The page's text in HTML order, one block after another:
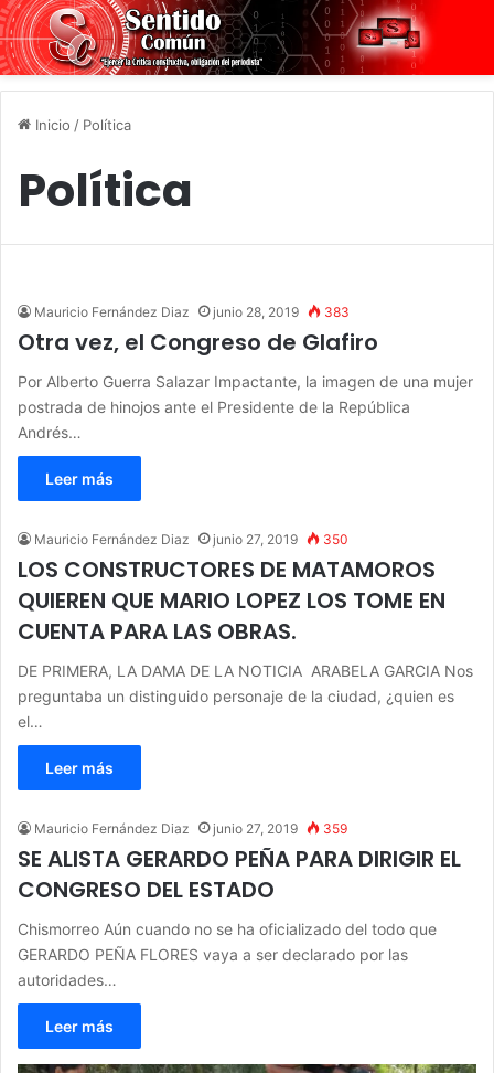
Inicio / Política
Política
Mauricio Fernández Diaz junio 28, 2019 383
Otra vez, el Congreso de Glafiro
Por Alberto Guerra Salazar Impactante, la imagen de una mujer
postrada de hinojos ante el Presidente de la República
Andrés…
Leer más
Mauricio Fernández Diaz junio 27, 2019 350
LOS CONSTRUCTORES DE MATAMOROS
QUIEREN QUE MARIO LOPEZ LOS TOME EN
CUENTA PARA LAS OBRAS.
DE PRIMERA, LA DAMA DE LA NOTICIA ARABELA GARCIA Nos
preguntaba un distinguido personaje de la ciudad, ¿quien es
el…
Leer más
Mauricio Fernández Diaz junio 27, 2019 359
SE ALISTA GERARDO PEÑA PARA DIRIGIR EL
CONGRESO DEL ESTADO
Chismorreo Aún cuando no se ha oficializado del todo que
GERARDO PEÑA FLORES vaya a ser declarado por las
autoridades…
Leer más